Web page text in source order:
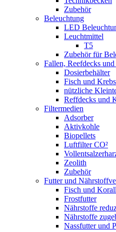
Zubehör
Beleuchtung
LED
Leuchtmittel
T5
Zubehör für
Fallen, Reefdecks
Dosierbehälter
Fisch und
nützliche
Reffdecks und
Filtermedien
Adsorber
Aktivkohle
Biopellets
Luftfilter CO²
Zeolith
Zubehör
Futter und
Fisch und
Frostfutter
Nährstoffe
Nährstoffe
Nassfutter und